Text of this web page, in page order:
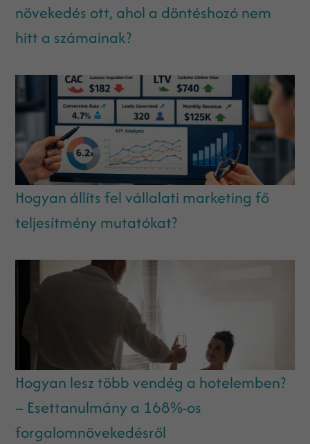
növekedés ott, ahol a döntéshozó nem
hitt a számainak?
Hogyan állíts fel vállalati marketing fő
teljesítmény mutatókat?
Hogyan lesz több vendég a hotelemben?
– Esettanulmány a 168%-os
forgalomnövekedésről